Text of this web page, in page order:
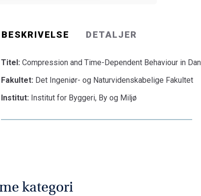
BESKRIVELSE DETALJER
Titel: Compression and Time-Dependent Behaviour in
Fakultet: Det Ingeniør- og Naturvidenskabelige Fakultet
Institut: Institut for Byggeri, By og Miljø
kategori